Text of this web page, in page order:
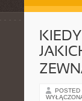
POSTED